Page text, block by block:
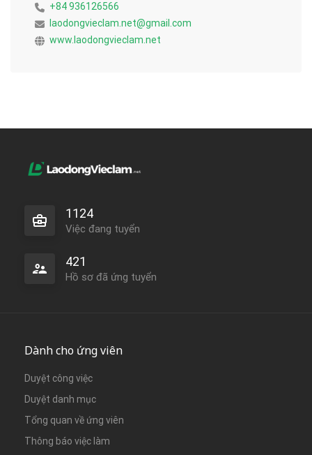
+84 936126566
laodongvieclam.net@gmail.com
www.laodongvieclam.net
1124
Việc đang tuyển
421
Hồ sơ đã ứng tuyển
Dành cho ứng viên
Duyệt công việc
Duyệt danh mục
Tổng quan về ứng viên
Thông báo việc làm